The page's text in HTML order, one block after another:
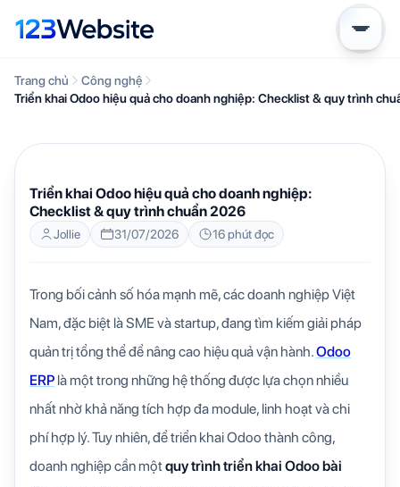
Trang chủ
Công nghệ
Triển khai Odoo hiệu quả cho doanh nghiệp: Checklist & quy trình
Triển khai Odoo hiệu quả cho doanh nghiệp:
Checklist & quy trình chuẩn 2026
Jollie 31/07/2026 16 phút đọc
Trong bối cảnh số hóa mạnh mẽ, các doanh nghiệp Việt
Nam, đặc biệt là SME và startup, đang tìm kiếm giải pháp
quản trị tổng thể để nâng cao hiệu quả vận hành.Odoo
ERP là một trong những hệ thống được lựa chọn nhiều
nhất nhờ khả năng tích hợp đa module, linh hoạt và chi
phí hợp lý. Tuy nhiên, để triển khai Odoo thành công,
doanh nghiệp cần mộtquy trình triển khai Odoo bài